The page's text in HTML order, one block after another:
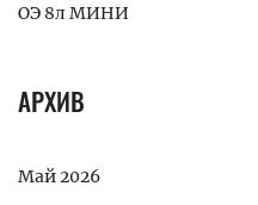
ОЭ 8л МИНИ
АРХИВ
Май 2026